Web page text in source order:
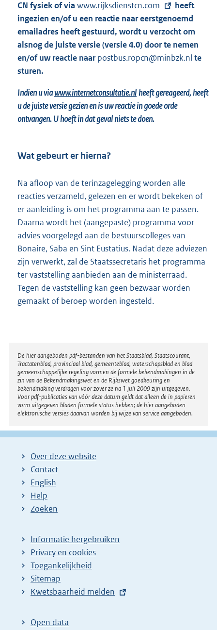
l
i
n
k
CN fysiek of via E
x
t
e
r
l
i
n
www.rijksdienstcn.com
heeft
ingezien en/of u een reactie naar eerstgenoemd
emailadres heeft gestuurd, wordt u verzocht om
alsnog de juiste versie (versie 4.0) door te nemen
en/of uw reactie naarpostbus.ropcn@minbzk.nl te
sturen.
Indien u viawww.internetconsultatie.nlheeft gereageerd, heeft
u de juiste versie gezien en is uw reactie in goede orde
ontvangen. U hoeft in dat geval niets te doen.
Wat gebeurt er hierna?
Na afloop van de terinzagelegging worden alle
reacties verzameld, gelezen en er wordt bekeken of
er aanleiding is om het programma aan te passen.
Daarna wordt het (aangepaste) programma voor
advies voorgelegd aan de bestuurscolleges van
Bonaire, Saba en Sint Eustatius. Nadat deze adviezen
zijn verwerkt, zal de Staatssecretaris het programma
ter vaststelling aanbieden aan de ministerraad.
Tegen de vaststelling kan geen bezwaar worden
gemaakt of beroep worden ingesteld.
Disclaimer
De hier aangeboden pdf-bestanden van het Staatsblad, Staatscourant,
Tractatenblad, provinciaal blad, gemeenteblad, waterschapsblad en blad
gemeenschappelijke regeling vormen de formele bekendmakingen in de
zin van de Bekendmakingswet en de Rijkswet goedkeuring en
bekendmaking verdragen voor zover ze na 1 juli 2009 zijn uitgegeven.
Voor pdf-publicaties van vóór deze datum geldt dat alleen de in papieren
vorm uitgegeven bladen formele status hebben; de hier aangeboden
elektronische versies daarvan worden bij wijze van service aangeboden.
Over deze website
Contact
English
Help
Zoeken
Informatie hergebruiken
Privacy en cookies
Toegankelijkheid
Sitemap
E
t
Kwetsbaarheid melden
Open data